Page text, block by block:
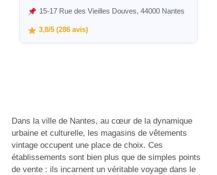
15-17 Rue des Vieilles Douves, 44000 Nantes
3,8/5 (286 avis)
Dans la ville de Nantes, au cœur de la dynamique
urbaine et culturelle, les magasins de vêtements
vintage occupent une place de choix. Ces
établissements sont bien plus que de simples points
de vente : ils incarnent un véritable voyage dans le